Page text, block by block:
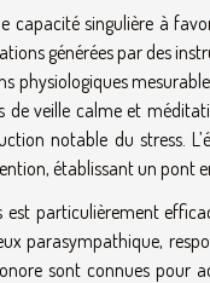
capacité singulière à
générées par des
physiologiques
de veille calme et
notable du stress.
établissant un pont
est particulièrement
parasympathique,
sont connues pour